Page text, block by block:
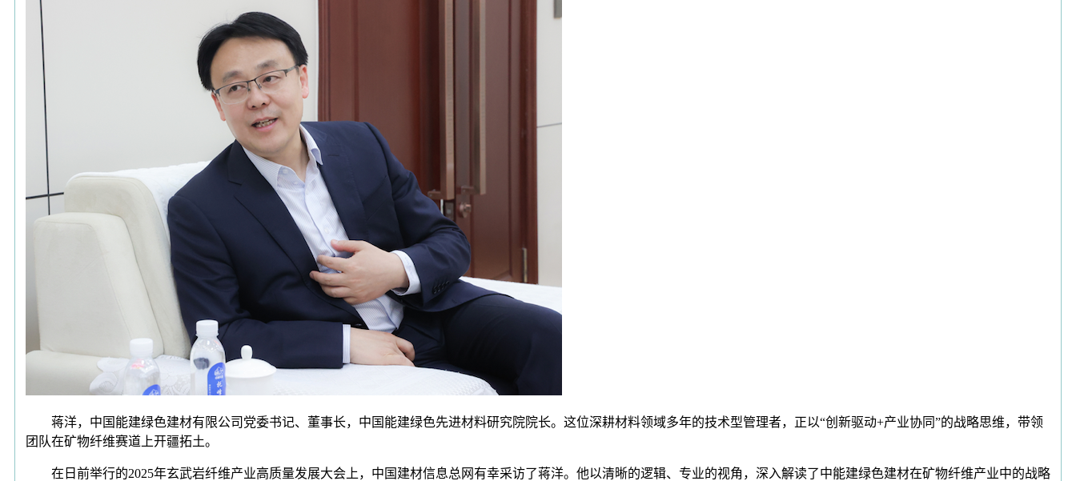
蒋洋，中国能建绿色建材有限公司党委书记、董事长，中国能建绿色先进材料研究院院长。这位深耕材料领域多年的技术型管理者，正以“创新驱动+产业协同”的战略思维，带领
团队在矿物纤维赛道上开疆拓土。
在日前举行的2025年玄武岩纤维产业高质量发展大会上，中国建材信息总网有幸采访了蒋洋。他以清晰的逻辑、专业的视角，深入解读了中能建绿色建材在矿物纤维产业中的战略